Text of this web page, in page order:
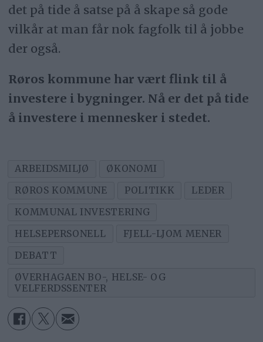
det på tide å satse på å skape så gode
vilkår at man får nok fagfolk til å jobbe
der også.
Røros kommune har vært flink til å
investere i bygninger. Nå er det på tide
å investere i mennesker i stedet.
ARBEIDSMILJØ
ØKONOMI
RØROS KOMMUNE
POLITIKK
LEDER
KOMMUNAL INVESTERING
HELSEPERSONELL
FJELL-LJOM MENER
DEBATT
ØVERHAGAEN BO-, HELSE- OG
VELFERDSSENTER